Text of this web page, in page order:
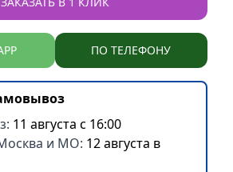
ПО ТЕЛЕФОНУ
11 августа с 16:00
и МО: 12 августа в